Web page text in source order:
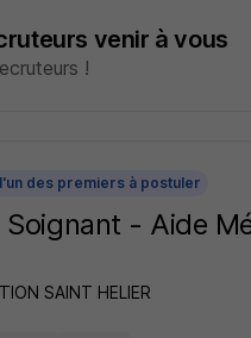
venir à vous
!
des premiers à postuler
Soignant - Aide
SAINT HELIER